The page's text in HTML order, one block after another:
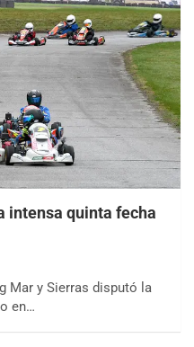
intensa quinta fecha
Mar y Sierras disputó la
en…